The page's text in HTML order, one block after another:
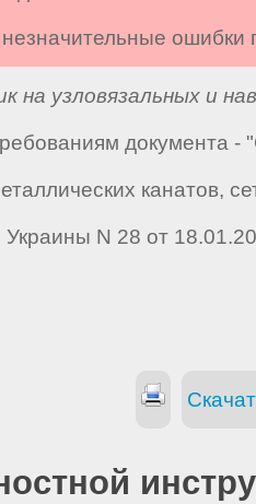
ошибки
на узловязальных и
канатов,
N 28 от